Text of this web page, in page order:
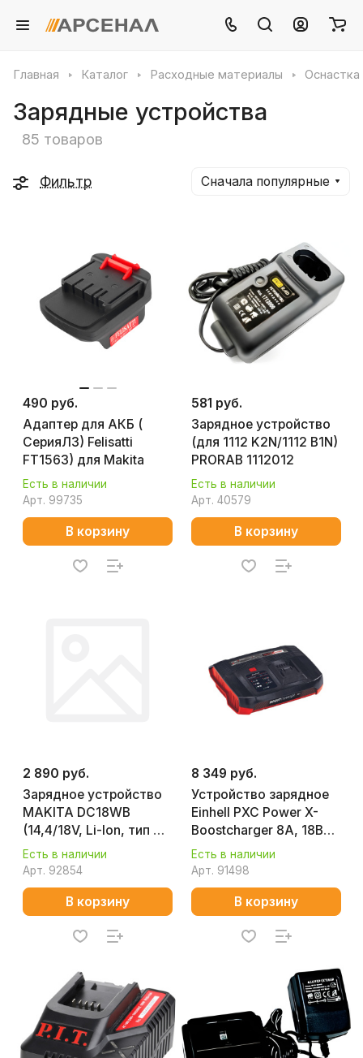
Главная Каталог Расходные материалы
Зарядные устройства
85 товаров
Фильтр Сначала популярные
490 руб.
Адаптер для АКБ (
СерияЛ3) Felisatti
FT1563) для Makita
Есть в наличии
Арт. 99735
В корзину
581 руб.
Зарядное устройство
(для 1112 K2N/1112 В1N)
PRORAB 1112012
Есть в наличии
Арт. 40579
В корзину
2 890 руб.
Зарядное устройство
MAKITA DC18WB
(14,4/18V, Li-Ion, тип G)
191W46-6
Есть в наличии
Арт. 92854
В корзину
8 349 руб.
Устройство зарядное
Einhell PXC Power X-
Boostcharger 8A, 18В
4512155
Есть в наличии
Арт. 91498
В корзину